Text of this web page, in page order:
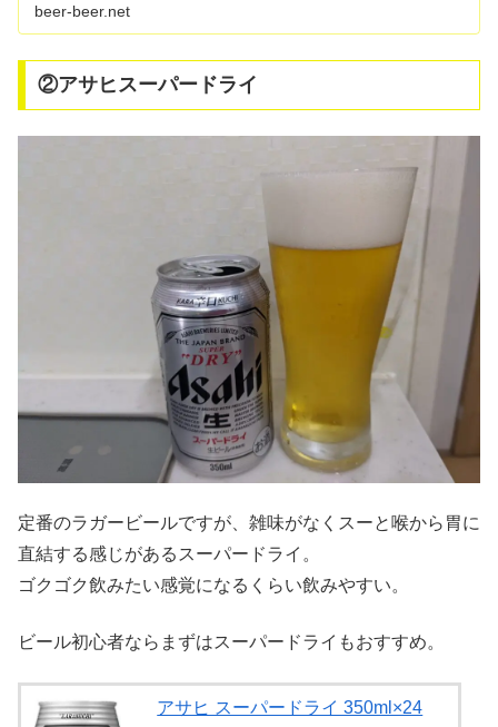
beer-beer.net
②アサヒスーパードライ
定番のラガービールですが、雑味がなくスーと喉から胃に
直結する感じがあるスーパードライ。
ゴクゴク飲みたい感覚になるくらい飲みやすい。
ビール初心者ならまずはスーパードライもおすすめ。
アサヒ スーパードライ 350ml×24